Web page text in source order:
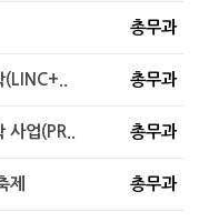
총무과
총무과
업(PR.. 총무과
제 총무과